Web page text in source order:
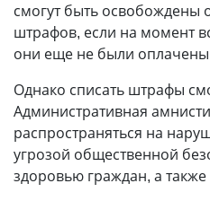
смогут быть освобождены
штрафов, если на момент
они еще не были
Однако списать штрафы
Административная
распространяться на
угрозой общественной
здоровью граждан, а также